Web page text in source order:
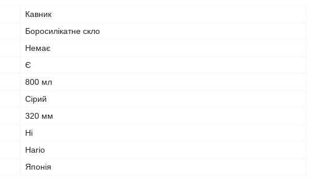
Кавник
Боросилікатне скло
Немає
Є
800 мл
Сірий
320 мм
Ні
Hario
Японія